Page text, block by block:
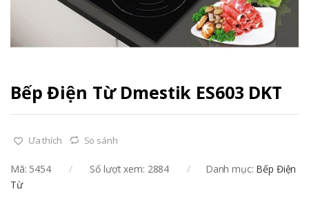
Bếp Điện Từ Dmestik ES603 DKT
Ưa thích So sánh
Mã: 5454 Số lượt xem: 2884 Danh mục: Bếp Điện
Từ